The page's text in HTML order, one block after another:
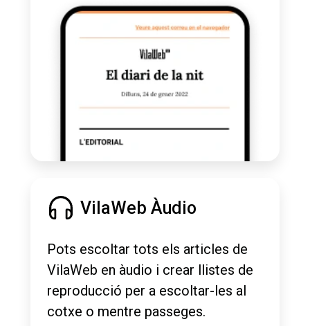
VilaWeb Àudio
Pots escoltar tots els articles de
VilaWeb en àudio i crear llistes de
reproducció per a escoltar-les al
cotxe o mentre passeges.